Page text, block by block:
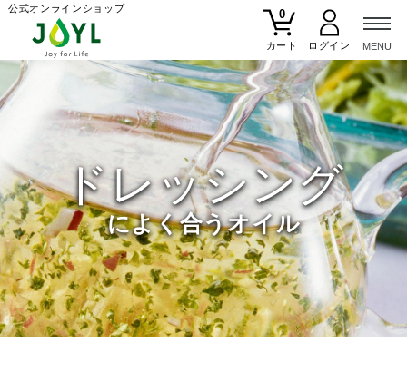
公式オンラインショップ
0
カート
ドレッシング
によく合うオイル